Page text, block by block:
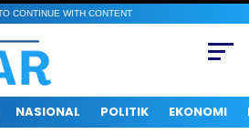
CONTINUE WITH CONTENT
NASIONAL POLITIK EKONOMI